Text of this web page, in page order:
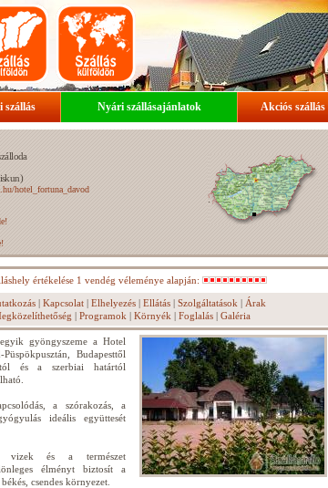
szállás Nyári szállásajánlatok Akciós szállás
)
hotel_fortuna_davod
értékelése 1 vendég véleménye alapján:
| Kapcsolat | Elhelyezés | Ellátás | Szolgáltatások | Árak
| Programok | Környék | Foglalás | Galéria
gyöngyszeme a Hotel
Budapesttől
és a szerbiai határtól
a szórakozás, a
ideális együttesét
vizek és a természet
élményt biztosít a
csendes környezet.